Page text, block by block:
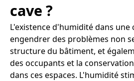
cave ?
L'existence d'humidité dans une
engendrer des problèmes non
structure du bâtiment, et
des occupants et la
dans ces espaces. L'humidité